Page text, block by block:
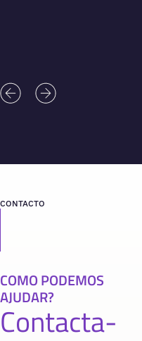
CONTACTO
COMO PODEMOS
AJUDAR?
Contacta-